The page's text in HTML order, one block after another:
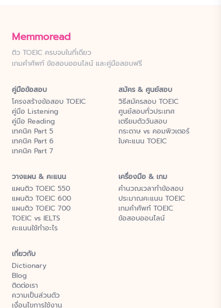
Memmoread
ติว TOEIC ครบจบในที่เดียว
เกมคำศัพท์ ข้อสอบออนไลน์ และคู่มือสอบฟรี
คู่มือข้อสอบ
โครงสร้างข้อสอบ TOEIC
คู่มือ Listening
คู่มือ Reading
เทคนิค Part 5
เทคนิค Part 6
เทคนิค Part 7
สมัคร & ศูนย์สอบ
วิธีสมัครสอบ TOEIC
ศูนย์สอบทั่วประเทศ
เตรียมตัววันสอบ
กระดาษ vs คอมพิวเตอร์
ใบคะแนน TOEIC
วางแผน & คะแนน
แผนติว TOEIC 550
แผนติว TOEIC 600
แผนติว TOEIC 700
TOEIC vs IELTS
คะแนนใช้ทำอะไร
เครื่องมือ & เกม
คำนวณเวลาทำข้อสอบ
ประมาณคะแนน TOEIC
เกมคำศัพท์ TOEIC
ข้อสอบออนไลน์
เกี่ยวกับ
Dictionary
Blog
ติดต่อเรา
ความเป็นส่วนตัว
เงื่อนไขการใช้งาน